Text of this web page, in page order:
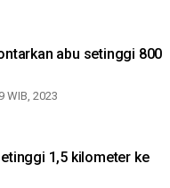
abu setinggi 800
WIB, 2023
1,5 kilometer ke